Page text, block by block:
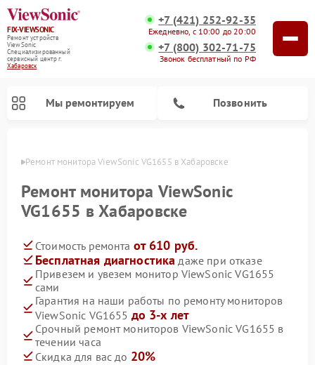
FIX-VIEWSONIC
Ремонт устройств
ViewSonic
Специализированный
cервисный центр г.
Хабаровск
+7 (421) 252-92-35
Ежедневно, с 10:00 до 20:00
+7 (800) 302-71-75
Звонок бесплатный по РФ
Мы ремонтируем Позвонить
Ремонт монитора ViewSonic VG1655 в Хабаровске
Ремонт монитора ViewSonic
VG1655 в Хабаровске
Стоимость ремонта от 610 руб.
Бесплатная диагностика даже при отказе
Привезем и увезем монитор ViewSonic VG1655
сами
Гарантия на наши работы по ремонту мониторов
ViewSonic VG1655 до 3-х лет
Срочный ремонт мониторов ViewSonic VG1655 в
течении часа
Скидка для вас до 20%